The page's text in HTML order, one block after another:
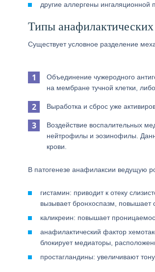
другие аллергены ингаляционной
Типы
Существует условное разделение
Объединение чужеродного
на мембране тучной клетки,
Выработка и сброс уже
Воздействие воспалительных
нейтрофилы и эозинофилы.
крови.
В патогенезе анафилаксии ведущую
гистамин: приводит к отеку
вызывает бронхоспазм, повышает
каликреин: повышает
анафилактический фактор
блокирует медиаторы,
простагландины: увеличивают